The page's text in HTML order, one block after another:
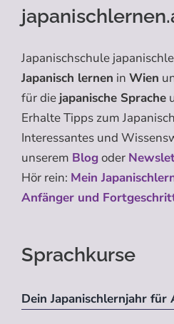
Japanischschule
Japanisch lernen in Wien
für die japanische Sprache
Erhalte Tipps zum
Interessantes und
unserem Blogoder
Hör rein: Mein
Anfänger und
Sprachkurse
Dein Japanischlernjahr für